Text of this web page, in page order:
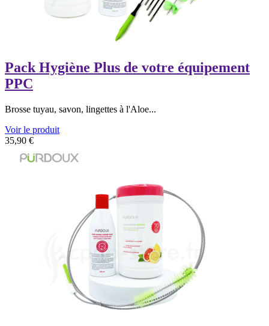
Pack Hygiène Plus de votre équipement
PPC
Brosse tuyau, savon, lingettes à l'Aloe...
Voir le produit
35,90 €